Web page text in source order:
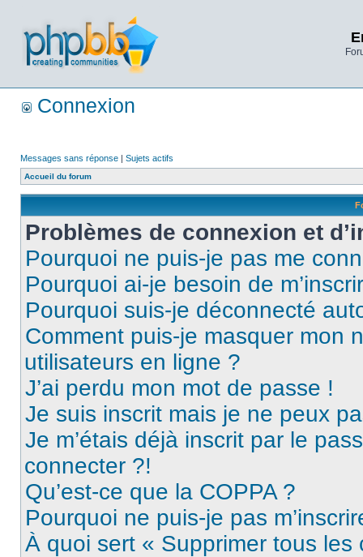
Connexion
Messages sans réponse | Sujets actifs
Accueil du forum
Problèmes de connexion et
Pourquoi ne puis-je pas me
Pourquoi ai-je besoin de
Pourquoi suis-je déconnecté
Comment puis-je masquer mon
utilisateurs en ligne ?
J’ai perdu mon mot de passe !
Je suis inscrit mais je ne peux
Je m’étais déjà inscrit par le
connecter ?!
Qu’est-ce que la COPPA ?
Pourquoi ne puis-je pas
À quoi sert « Supprimer tous les